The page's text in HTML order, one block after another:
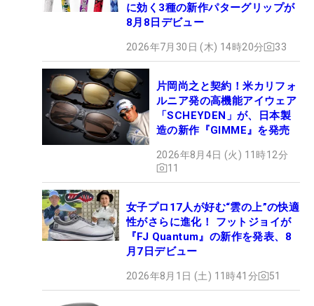
に効く3種の新作パターグリップが
8月8日デビュー
2026年7月30日 (木) 14時20分 33
片岡尚之と契約！米カリフォ
ルニア発の高機能アイウェア
「SCHEYDEN」が、日本製
造の新作『GIMME』を発売
2026年8月4日 (火) 11時12分
11
女子プロ17人が好む“雲の上”の快適
性がさらに進化！ フットジョイが
『FJ Quantum』の新作を発表、8
月7日デビュー
2026年8月1日 (土) 11時41分 51